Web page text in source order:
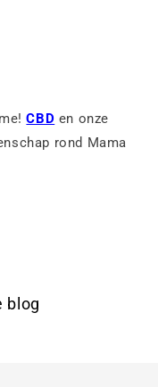
CBD en onze
rond Mama
blog